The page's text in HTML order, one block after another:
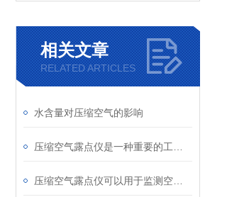
相关文章
RELATED ARTICLES
水含量对压缩空气的影响